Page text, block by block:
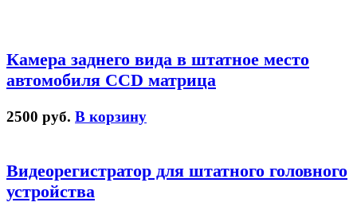
Камера заднего вида в штатное место
автомобиля CCD матрица
2500 руб. В корзину
Видеорегистратор для штатного головного
устройства